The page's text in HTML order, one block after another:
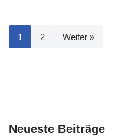
1 2 Weiter »
Neueste Beiträge